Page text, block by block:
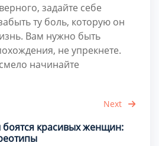
задайте себе
ту боль, которую он
Вам нужно быть
не упрекнете.
начинайте
Next
красивых женщин: